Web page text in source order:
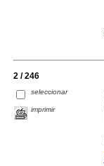
2 / 246
seleccionar
imprimir